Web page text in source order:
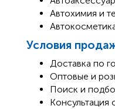
Автохимия и
Условия
Доставка по
Оптовые и
Поиск и
Консультация